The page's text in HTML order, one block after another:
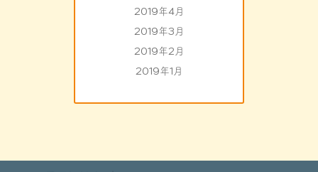
2019年4月
2019年3月
2019年2月
2019年1月